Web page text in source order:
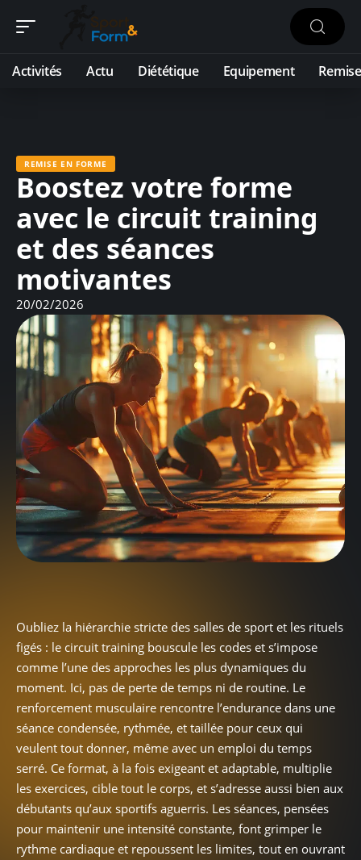
Activités Actu Diététique Equipement
REMISE EN FORME
Boostez votre forme
avec le circuit training
et des séances
motivantes
20/02/2026
Oubliez la hiérarchie stricte des salles de sport et les rituels
figés : le circuit training bouscule les codes et s’impose
comme l’une des approches les plus dynamiques du
moment. Ici, pas de perte de temps ni de routine. Le
renforcement musculaire rencontre l’endurance dans une
séance condensée, rythmée, et taillée pour ceux qui
veulent tout donner, même avec un emploi du temps
serré. Ce format, à la fois exigeant et adaptable, multiplie
les exercices, cible tout le corps, et s’adresse aussi bien aux
débutants qu’aux sportifs aguerris. Les séances, pensées
pour maintenir une intensité constante, font grimper le
rythme cardiaque et repoussent les limites, tout en ouvrant